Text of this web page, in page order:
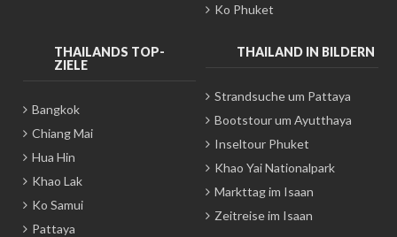
Ko Phuket
THAILANDS TOP-
ZIELE
Bangkok
Chiang Mai
Hua Hin
Khao Lak
Ko Samui
Pattaya
THAILAND IN BILDERN
Strandsuche um Pattaya
Bootstour um Ayutthaya
Inseltour Phuket
Khao Yai Nationalpark
Markttag im Isaan
Zeitreise im Isaan